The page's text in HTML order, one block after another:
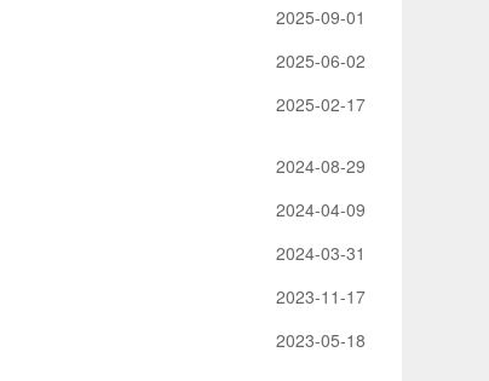
2025-09-01
2025-06-02
2025-02-17
2024-08-29
2024-04-09
2024-03-31
2023-11-17
2023-05-18